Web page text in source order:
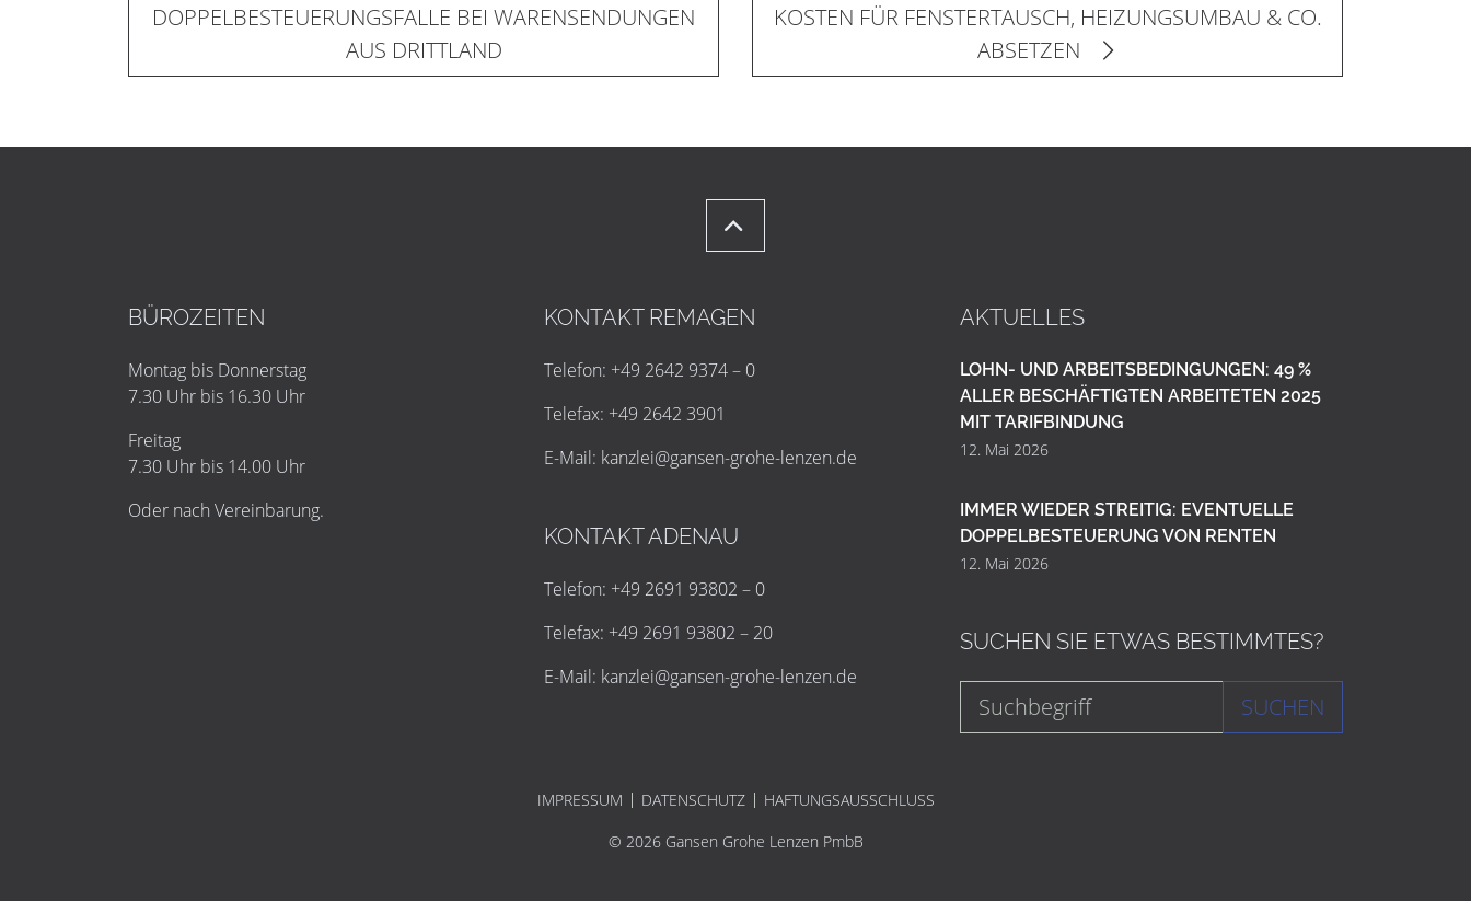
DOPPELBESTEUERUNGSFALLE BEI WARENSENDUNGEN
AUS DRITTLAND
KOSTEN FÜR FENSTERTAUSCH, HEIZUNGSUMBAU & CO.
ABSETZEN
BÜROZEITEN
Montag bis Donnerstag
7.30 Uhr bis 16.30 Uhr
Freitag
7.30 Uhr bis 14.00 Uhr
Oder nach Vereinbarung.
KONTAKT REMAGEN
Telefon: +49 2642 9374 – 0
Telefax: +49 2642 3901
E-Mail: kanzlei@gansen-grohe-lenzen.de
KONTAKT ADENAU
Telefon: +49 2691 93802 – 0
Telefax: +49 2691 93802 – 20
E-Mail: kanzlei@gansen-grohe-lenzen.de
AKTUELLES
LOHN- UND ARBEITSBEDINGUNGEN: 49 %
ALLER BESCHÄFTIGTEN ARBEITETEN 2025
MIT TARIFBINDUNG
12. Mai 2026
IMMER WIEDER STREITIG: EVENTUELLE
DOPPELBESTEUERUNG VON RENTEN
12. Mai 2026
SUCHEN SIE ETWAS BESTIMMTES?
SUCHEN
IMPRESSUM DATENSCHUTZ
HAFTUNGSAUSSCHLUSS
© 2026 Gansen Grohe Lenzen PmbB